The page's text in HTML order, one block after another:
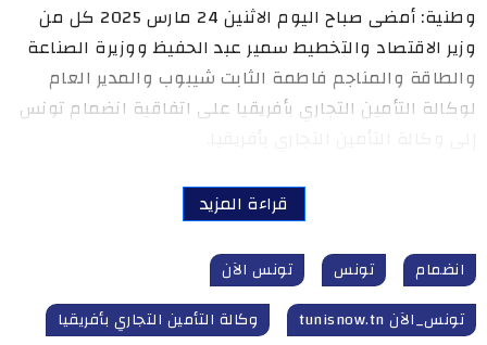
وطنية: أمضى صباح اليوم الاثنين 24 مارس 2025 كل من
وزير الاقتصاد والتخطيط سمير عبد الحفيظ ووزيرة الصناعة
والطاقة والمناجم فاطمة الثابت شيبوب والمدير العام
لوكالة التأمين التجاري بأفريقيا على اتفاقية انضمام تونس
قراءة المزيد
انضمام تونس
تونس الآن
تونس_الآن tunisnow.tn
وكالة التأمين التجاري بأفريقيا